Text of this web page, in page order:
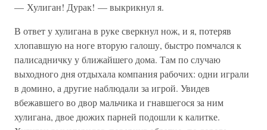
— Хулиган! Дурак! — выкрикнул я.
В ответ у хулигана в руке сверкнул нож, и я, потеряв
хлопавшую на ноге вторую галошу, быстро помчался к
палисадничку у ближайшего дома. Там по случаю
выходного дня отдыхала компания рабочих: одни играли
в домино, а другие наблюдали за игрой. Увидев
вбежавшего во двор мальчика и гнавшегося за ним
хулигана, двое дюжих парней подошли к калитке.